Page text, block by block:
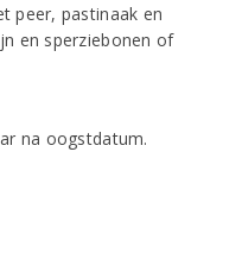
peer, pastinaak en
en sperziebonen of
na oogstdatum.